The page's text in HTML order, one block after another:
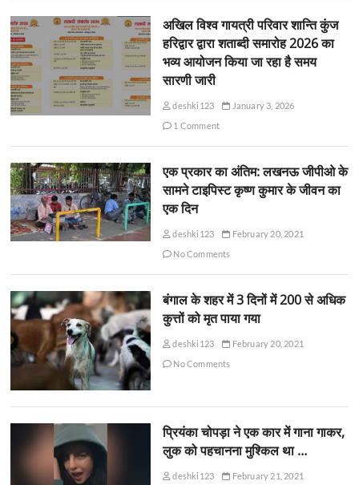
अखिल विश्व गायत्री परिवार शान्ति कुंज
हरिद्वार द्वारा शताब्दी समारोह 2026 का
भव्य आयोजन किया जा रहा है समय
सारणी जारी
deshki123
January 3, 2026
1 Comment
एक प्रकार का अंतिम: लखनऊ जीपीओ के
सामने टाइपिस्ट कृष्ण कुमार के जीवन का
एक दिन
deshki123
February 20, 2021
No Comments
बंगाल के शहर में 3 दिनों में 200 से अधिक
कुत्तों को मृत पाया गया
deshki123
February 20, 2021
No Comments
प्रियंका चोपड़ा ने एक कार में गाना गाकर,
लुक को पहचानना मुश्किल था …
deshki123
February 21, 2021